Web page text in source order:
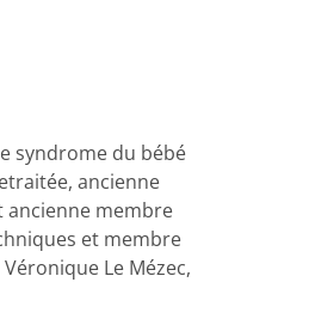
syndrome du bébé
ancienne
ancienne membre
et membre
Le Mézec,